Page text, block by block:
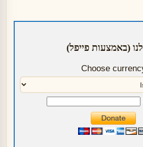
לנו (באמצעות פייפל)
Choose